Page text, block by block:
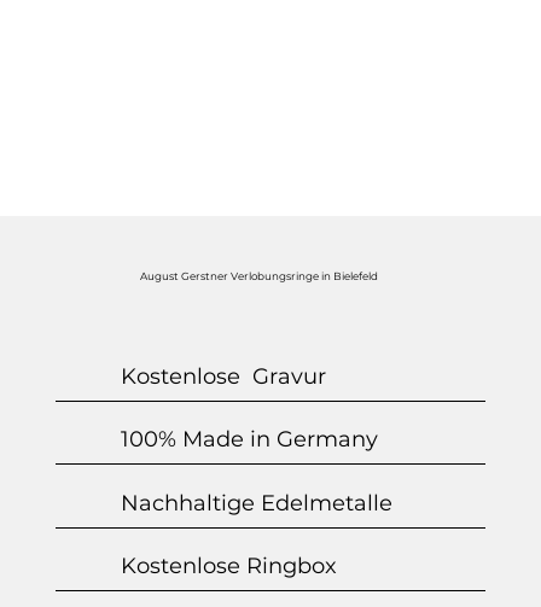
August Gerstner Verlobungsringe in Bielefeld
Kostenlose Gravur
100% Made in Germany
Nachhaltige Edelmetalle
Kostenlose Ringbox